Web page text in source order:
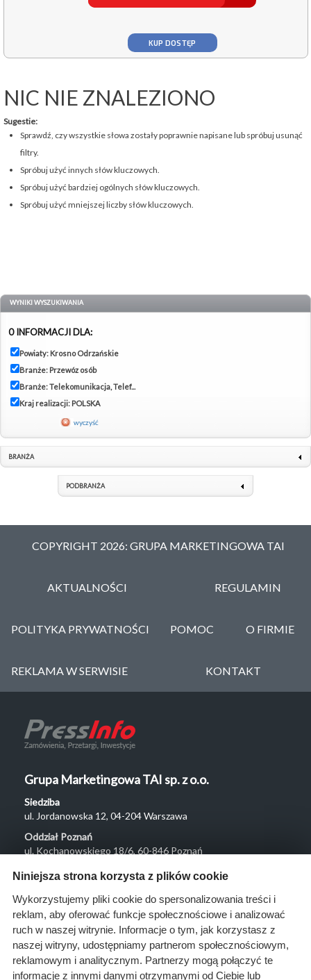
KUP DOSTĘP
NIC NIE ZNALEZIONO
Sugestie:
Sprawdź, czy wszystkie słowa zostały poprawnie napisane lub spróbuj usunąć
filtry.
Spróbuj użyć innych słów kluczowych.
Spróbuj użyć bardziej ogólnych słów kluczowych.
Spróbuj użyć mniejszej liczby słów kluczowych.
WYNIKI WYSZUKIWANIA
0 INFORMACJI DLA:
Powiaty: Krosno Odrzańskie
Branże: Przewóz osób
Branże: Telekomunikacja, Telef...
Kraj realizacji: POLSKA
wyczyść
BRANŻA
PODBRANŻA
COPYRIGHT 2026: GRUPA MARKETINGOWA TAI
AKTUALNOŚCI REGULAMIN
POLITYKA PRYWATNOŚCI POMOC O FIRMIE
REKLAMA W SERWISIE KONTAKT
Grupa Marketingowa TAI sp. z o.o.
Siedziba
ul. Jordanowska 12, 04-204 Warszawa
Oddział Poznań
ul. Kochanowskiego 18/6, 60-846 Poznań
Menu
O nas
Rozwiązania
Monitoring
przetargów
Niniejsza strona korzysta z plików cookie
Wykorzystujemy pliki cookie do spersonalizowania treści i
reklam, aby oferować funkcje społecznościowe i analizować
ruch w naszej witrynie. Informacje o tym, jak korzystasz z
naszej witryny, udostępniamy partnerom społecznościowym,
reklamowym i analitycznym. Partnerzy mogą połączyć te
informacje z innymi danymi otrzymanymi od Ciebie lub